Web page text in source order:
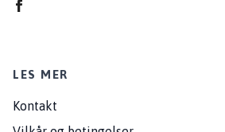
LES MER
Kontakt